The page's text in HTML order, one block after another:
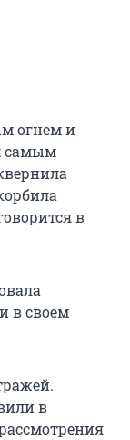
огнем и
самым
в
в своем
в